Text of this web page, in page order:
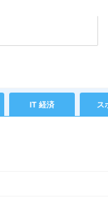
IT 経済 ス